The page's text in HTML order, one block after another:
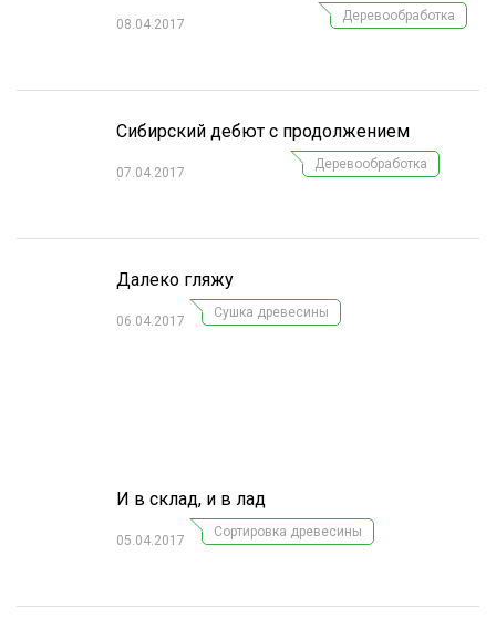
08.04.2017
Деревообработка
Сибирский дебют с продолжением
07.04.2017
Деревообработка
Далеко гляжу
06.04.2017
Сушка древесины
И в склад, и в лад
05.04.2017
Сортировка древесины